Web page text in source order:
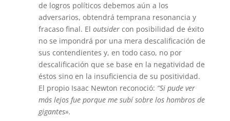
de logros polí­ticos debemos aún a los
adversarios, obtendrá temprana resonancia y
fra­caso final. El outsidercon posibilidad de éxito
no se impondrá por una mera descalificación de
sus contendientes y, en todo caso, no por
descalificación que se base en la negatividad de
éstos sino en la insuficiencia de su positi­vidad.
El propio Isaac Newton reconoció: “Si pude ver
más lejos fue porque me subí sobre los hombros de
gigantes».